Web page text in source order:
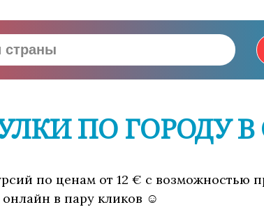
ПО ГОРОДУ
по ценам от 12 € с возможностью
в пару кликов ☺